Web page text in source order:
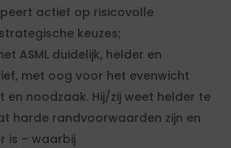
actief op risicovolle
keuzes;
ASML duidelijk, helder en
met oog voor het evenwicht
en noodzaak. Hij/zij weet helder te
harde randvoorwaarden zijn en
is – waarbij